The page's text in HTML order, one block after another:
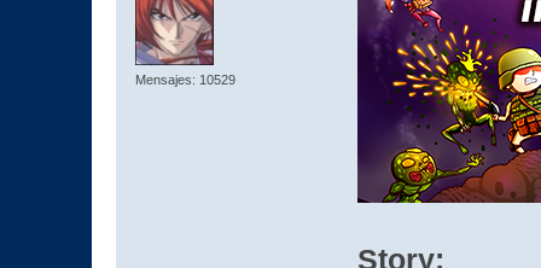
Mensajes: 10529
Story: